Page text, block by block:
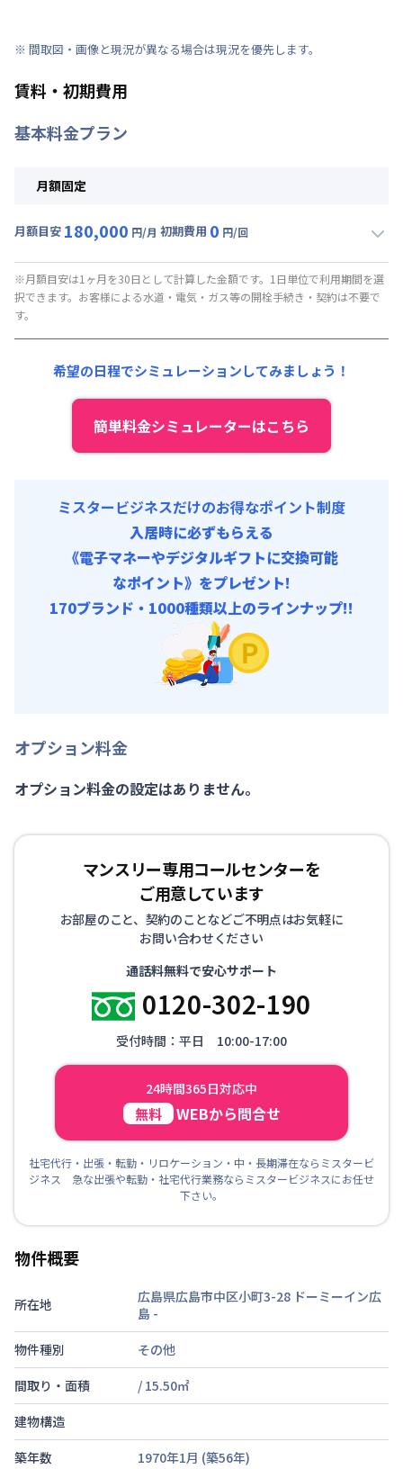
※ 間取図・画像と現況が異なる場合は現況を優先します。
賃料・初期費用
基本料金プラン
月額固定
月額目安 180,000 円/月 初期費用 0 円/回
月額賃料目安(30日利用)
賃料 : 180,000円/月
光熱費他 :
※月額目安は1ヶ月を30日として計算した金額です。1日単位で利用期間を選
択できます。お客様による水道・電気・ガス等の開栓手続き・契約は不要で
す。
希望の日程でシミュレーションしてみましょう！
簡単料金シミュレーターはこちら
ミスタービジネスだけのお得なポイント制度
入居時に必ずもらえる
《電子マネーやデジタルギフトに交換可能
なポイント》をプレゼント!
170ブランド・1000種類以上のラインナップ!!
オプション料金
オプション料金の設定はありません。
マンスリー専用コールセンターを
ご用意しています
お部屋のこと、契約のことなどご不明点はお気軽に
お問い合わせください
通話料無料で安心サポート
0120-302-190
受付時間：平日 10:00-17:00
24時間365日対応中
無料 WEBから問合せ
社宅代行・出張・転勤・リロケーション・中・長期滞在ならミスタービ
ジネス 急な出張や転勤・社宅代行業務ならミスタービジネスにお任せ
下さい。
物件概要
所在地
広島県広島市中区小町3-28 ドーミーイン広
島 -
物件種別
その他
間取り・面積
/ 15.50㎡
建物構造
築年数
1970年1月 (築56年)